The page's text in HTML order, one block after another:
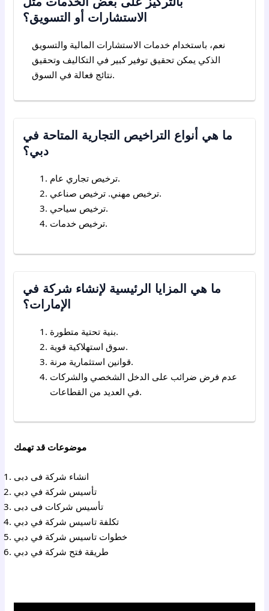
الاستشارات أو التسويق؟
نعم، باستخدام خدمات الاستشارات المالية والتسويق
الذكي يمكن تحقيق توفير كبير في التكاليف وتحقيق
نتائج فعالة في السوق.
ما هي أنواع التراخيص التجارية المتاحة في
دبي؟
ترخيص تجاري عام.
ترخيص مهني. ترخيص صناعي.
ترخيص سياحي.
ترخيص خدمات.
ما هي المزايا الرئيسية لإنشاء شركة في
الإمارات؟
بنية تحتية متطورة.
سوق استهلاكية قوية.
قوانين استثمارية مرنة.
عدم فرض ضرائب على الدخل الشخصي والشركات
في العديد من القطاعات.
موضوعات قد تهمك
انشاء شركة فى دبى
تأسيس شركة في دبي
تأسيس شركات فى دبى
تكلفة تاسيس شركة في دبي
خطوات تاسيس شركة في دبي
طريقة فتح شركة في دبي